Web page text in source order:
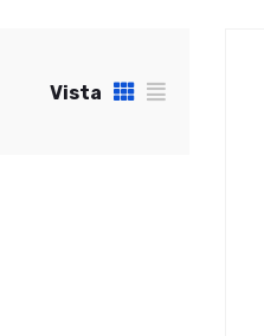
Vista